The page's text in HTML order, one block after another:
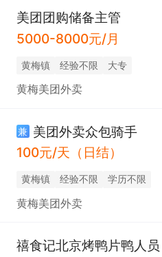
美团团购储备主管
5000-8000元/月
黄梅镇 经验不限 大专
黄梅美团外卖
兼 美团外卖众包骑手
100元/天（日结）
黄梅镇 经验不限 学历不限
黄梅美团外卖
禧食记北京烤鸭片鸭人员